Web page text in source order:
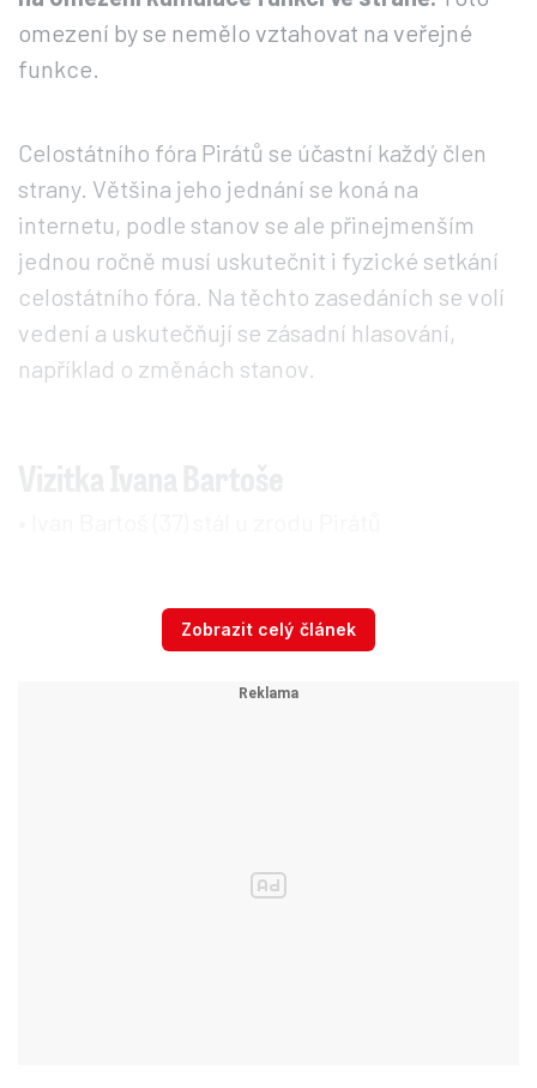
omezení by se nemělo vztahovat na veřejné
funkce.
Celostátního fóra Pirátů se účastní každý člen
strany. Většina jeho jednání se koná na
internetu, podle stanov se ale přinejmenším
jednou ročně musí uskutečnit i fyzické setkání
celostátního fóra. Na těchto zasedáních se volí
vedení a uskutečňují se zásadní hlasování,
například o změnách stanov.
• Pochází z Jablonce nad Nisou, je ženatý s
Frankou Bartošovou
knihovnictví na Filozofické fakultě UK v Praze
Zobrazit celý článek